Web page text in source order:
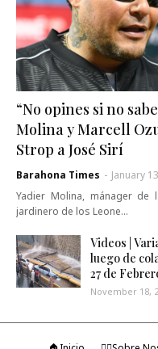
“No opines si no
Molina y Marcell
Strop a José Sirí
Barahona Times - January
Yadier Molina, mánager de
jardinero de los Leone…
Videos |
luego de
27 de
November 18,